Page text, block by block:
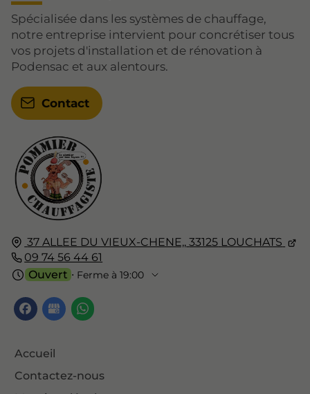
37 ALLEE DU VIEUX-CHENE,, 33125 LOUCHATS
09 74 56 44 61
Ouvert ⋅ Ferme à 19:00
Accueil
Contactez-nous
Spécialisée dans les systèmes de chauffage,
notre entreprise intervient pour concrétiser tous
vos projets d'installation et de rénovation à
Podensac et aux alentours.
Contact